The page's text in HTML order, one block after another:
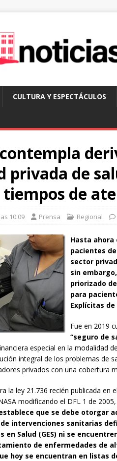
CULTURA Y ESPECTÁCULOS
privada de
de
10:09 Prensa Regional
Hasta ahora
pacientes
sector
sin
priorizado
para
Explícitas de
Fue en 2019
“seguro de
especial en la modalidad
integral de los problemas de
privados con una cobertura
la ley 21.736 recién publicada en
modificando el DFL 1 de
que se debe otorgar
intervenciones sanitarias
en Salud (GES) ni se
de enfermedades de
hoy se encuentran en listas